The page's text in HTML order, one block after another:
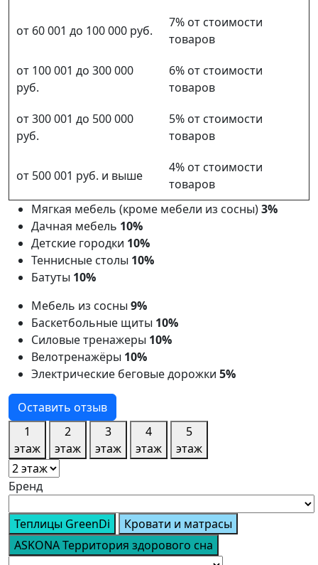
от 60 001 до 100 000 руб.
7% от стоимости
товаров
от 100 001 до 300 000
руб.
6% от стоимости
товаров
от 300 001 до 500 000
руб.
5% от стоимости
товаров
от 500 001 руб. и выше
4% от стоимости
товаров
Мягкая мебель (кроме мебели из сосны)3%
Дачная мебель 10%
Детские городки 10%
Теннисные столы 10%
Батуты 10%
Мебель из сосны 9%
Баскетбольные щиты 10%
Силовые тренажеры 10%
Велотренажёры 10%
Электрические беговые дорожки 5%
Оставить отзыв
1
этаж
2
этаж
3
этаж
4
этаж
5
этаж
Бренд
Теплицы GreenDi
Кровати и матрасы
ASKONA Территория здорового сна